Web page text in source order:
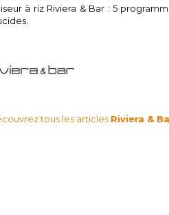
à riz Riviera & Bar : 5
tous les articles Riviera &